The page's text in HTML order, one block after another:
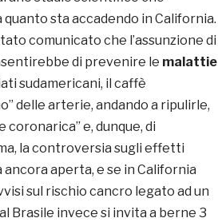
sta accadendo in California.
comunicato che l’assunzione di
di prevenire le malattie
sudamericani, il caffè
delle arterie, andando a ripulirle,
coronarica” e, dunque, di
la controversia sugli effetti
ancora aperta, e se in California
sul rischio cancro legato ad un
Brasile invece si invita a berne 3